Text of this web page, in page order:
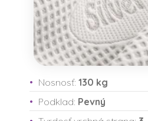
Nosnosť: 130 kg
Podklad: Pevný